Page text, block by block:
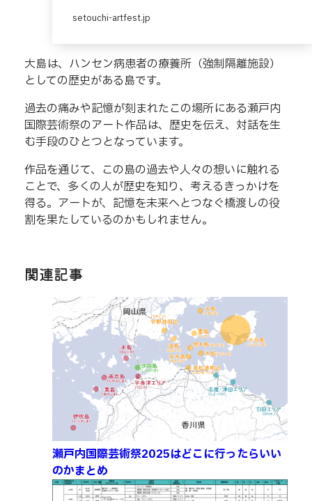
setouchi-artfest.jp
大島は、ハンセン病患者の療養所（強制隔離施設）
としての歴史がある島です。
過去の痛みや記憶が刻まれたこの場所にある瀬戸内
国際芸術祭のアート作品は、歴史を伝え、対話を生
む手段のひとつとなっています。
作品を通じて、この島の過去や人々の想いに触れる
ことで、多くの人が歴史を知り、考えるきっかけを
得る。アートが、記憶を未来へとつなぐ橋渡しの役
割を果たしているのかもしれません。
関連記事
瀬戸内国際芸術祭2025はどこに行ったらいい
のかまとめ